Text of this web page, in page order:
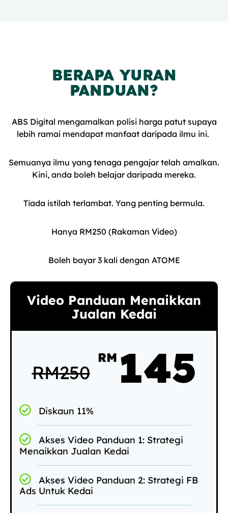
BERAPA YURAN
PANDUAN?
ABS Digital mengamalkan polisi harga patut supaya
lebih ramai mendapat manfaat daripada ilmu ini.
Semuanya ilmu yang tenaga pengajar telah amalkan.
Kini, anda boleh belajar daripada mereka.
Tiada istilah terlambat. Yang penting bermula.
Hanya RM250 (Rakaman Video)
Boleh bayar 3 kali dengan ATOME
Video Panduan Menaikkan
Jualan Kedai
RM250
RM 145
Diskaun 11%
Akses Video Panduan 1: Strategi
Menaikkan Jualan Kedai
Akses Video Panduan 2: Strategi FB
Ads Untuk Kedai